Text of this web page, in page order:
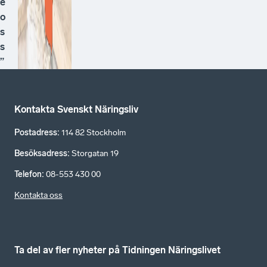
o
s
s
”
Kontakta Svenskt Näringsliv
Postadress: 114 82 Stockholm
Besöksadress: Storgatan 19
Telefon: 08-553 430 00
Kontakta oss
Ta del av fler nyheter på Tidningen Näringslivet